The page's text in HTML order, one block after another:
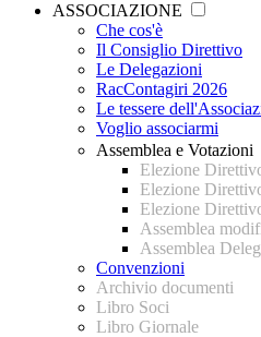
ASSOCIAZIONE
Che cos'è
Il Consiglio Direttivo
Le Delegazioni
RacContagiri 2026
Le tessere
Voglio associarmi
Assemblea e Votazioni
Elezione
Elezione
Elezione
Assemblea
Assemblea
Convenzioni
Archivio documenti
Libro Soci
Libro Giornale